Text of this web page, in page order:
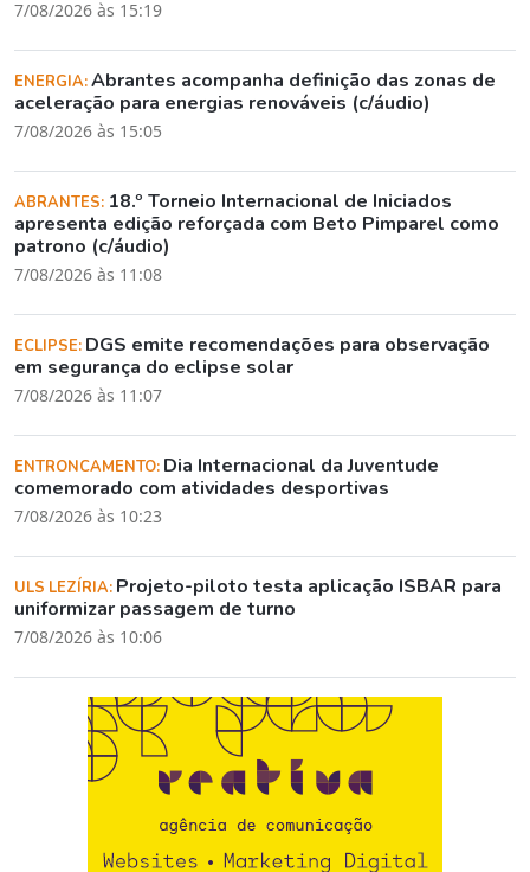
7/08/2026 às 15:19
ENERGIA:Abrantes acompanha definição das zonas de
aceleração para energias renováveis (c/áudio)
7/08/2026 às 15:05
ABRANTES: 18.º Torneio Internacional de Iniciados
apresenta edição reforçada com Beto Pimparel como
patrono (c/áudio)
7/08/2026 às 11:08
ECLIPSE: DGS emite recomendações para observação
em segurança do eclipse solar
7/08/2026 às 11:07
ENTRONCAMENTO: Dia Internacional da Juventude
comemorado com atividades desportivas
7/08/2026 às 10:23
ULS LEZÍRIA: Projeto-piloto testa aplicação ISBAR para
uniformizar passagem de turno
7/08/2026 às 10:06